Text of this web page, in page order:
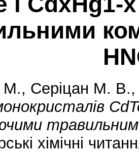
М., Серіцан М. В.
хімічні